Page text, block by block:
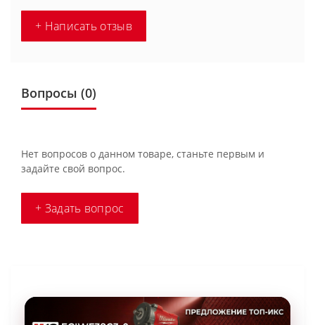
+ Написать отзыв
Вопросы (0)
Нет вопросов о данном товаре, станьте первым и
задайте свой вопрос.
+ Задать вопрос